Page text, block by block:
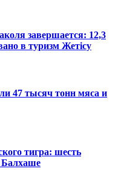
завершается: 12,3
в туризм Жетісу
47 тысяч тонн мяса и
тигра: шесть
Балхаше